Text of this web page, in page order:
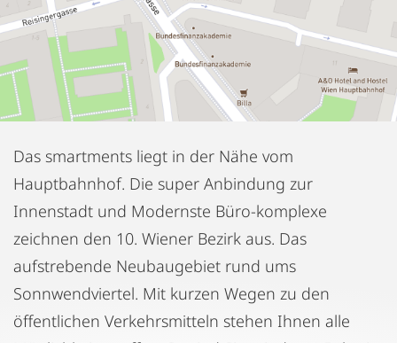
Das smartments liegt in der Nähe vom
Hauptbahnhof. Die super Anbindung zur
Innenstadt und Modernste Büro-komplexe
zeichnen den 10. Wiener Bezirk aus. Das
aufstrebende Neubaugebiet rund ums
Sonnwendviertel. Mit kurzen Wegen zu den
öffentlichen Verkehrsmitteln stehen Ihnen alle